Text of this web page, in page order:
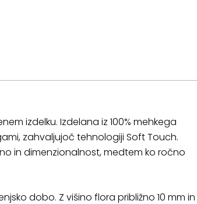
izdelku. Izdelana iz 100% mehkega
zahvaljujoč tehnologiji Soft Touch.
in dimenzionalnost, medtem ko ročno
dobo. Z višino flora približno 10 mm in